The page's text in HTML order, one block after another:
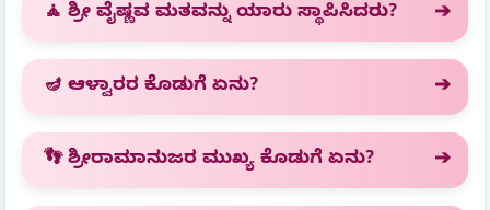
🧘 ಶ್ರೀ ವೈಷ್ಣವ ಮತವನ್ನು ಯಾರು ಸ್ಥಾಪಿಸಿದರು?
🪔 ಆಳ್ವಾರರ ಕೊಡುಗೆ ಏನು?
👣 ಶ್ರೀರಾಮಾನುಜರ ಮುಖ್ಯ ಕೊಡುಗೆ ಏನು?